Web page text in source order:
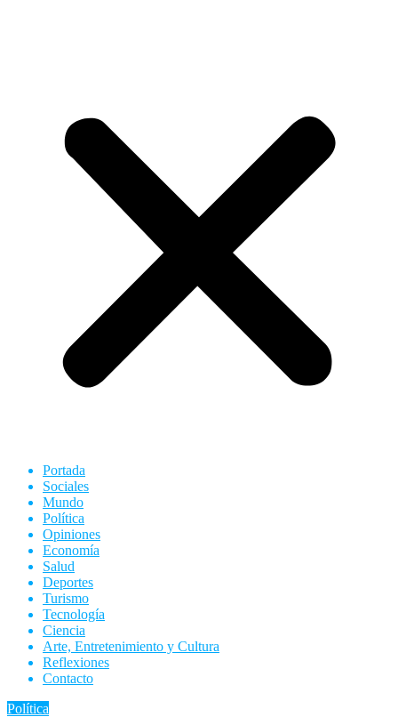
Portada
Sociales
Mundo
Política
Opiniones
Economía
Salud
Deportes
Turismo
Tecnología
Ciencia
Arte, Entretenimiento y Cultura
Reflexiones
Contacto
Política